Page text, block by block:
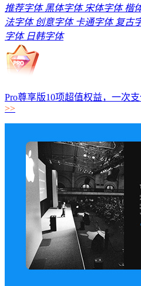
推荐字体黑体字体宋体字体楷
法字体创意字体卡通字体复古
字体日韩字体
Pro尊享版10项超值权益，一次
>>